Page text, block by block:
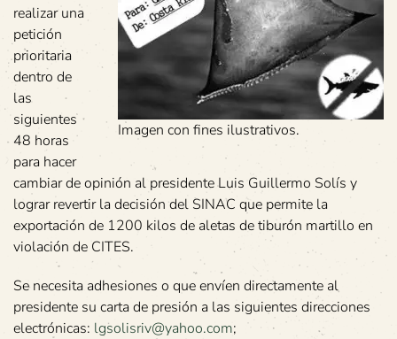
Imagen con fines ilustrativos.
realizar una
petición
prioritaria
dentro de
las
siguientes
48 horas
para hacer
cambiar de opinión al presidente Luis Guillermo Solís y
lograr revertir la decisión del SINAC que permite la
exportación de 1200 kilos de aletas de tiburón martillo en
violación de CITES.
Se necesita adhesiones o que envíen directamente al
presidente su carta de presión a las siguientes direcciones
electrónicas: lgsolisriv@yahoo.com;